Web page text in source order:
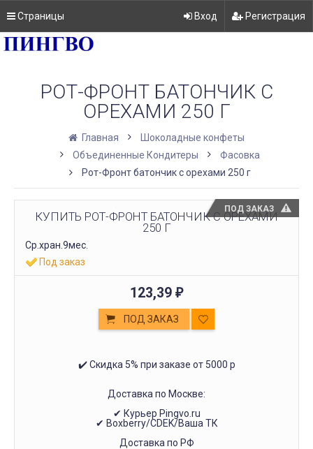
Страницы Вход Регистрация
РОТ-ФРОНТ БАТОНЧИК С
ОРЕХАМИ 250 Г
Главная
Шоколадные конфеты
Объединенные Кондитеры
Фасовка
Рот-Фронт батончик с орехами 250 г
ПОД ЗАКАЗ
КУПИТЬ РОТ-ФРОНТ БАТОНЧИК С ОРЕХАМИ
250 Г
Ср.хран.9мес.
Под заказ
123,39 ₽
ПОД ЗАКАЗ
✔️ Скидка 5% при заказе от 5000 р
Доставка по Москве:
✔ Курьер Pingvo.ru
✔ Boxberry/CDEK/Ваша ТК
Доставка по РФ